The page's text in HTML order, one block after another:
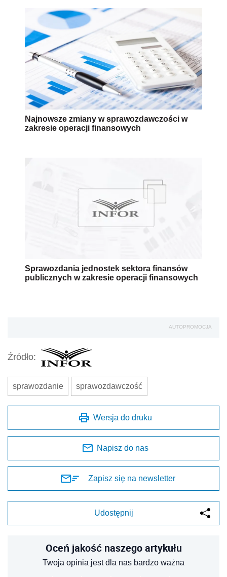
Najnowsze zmiany w sprawozdawczości w
zakresie operacji finansowych
Sprawozdania jednostek sektora finansów
publicznych w zakresie operacji finansowych
AUTOPROMOCJA
Źródło:
sprawozdanie sprawozdawczość
Wersja do druku
Napisz do nas
Zapisz się na newsletter
Udostępnij
Oceń jakość naszego artykułu
Twoja opinia jest dla nas bardzo ważna